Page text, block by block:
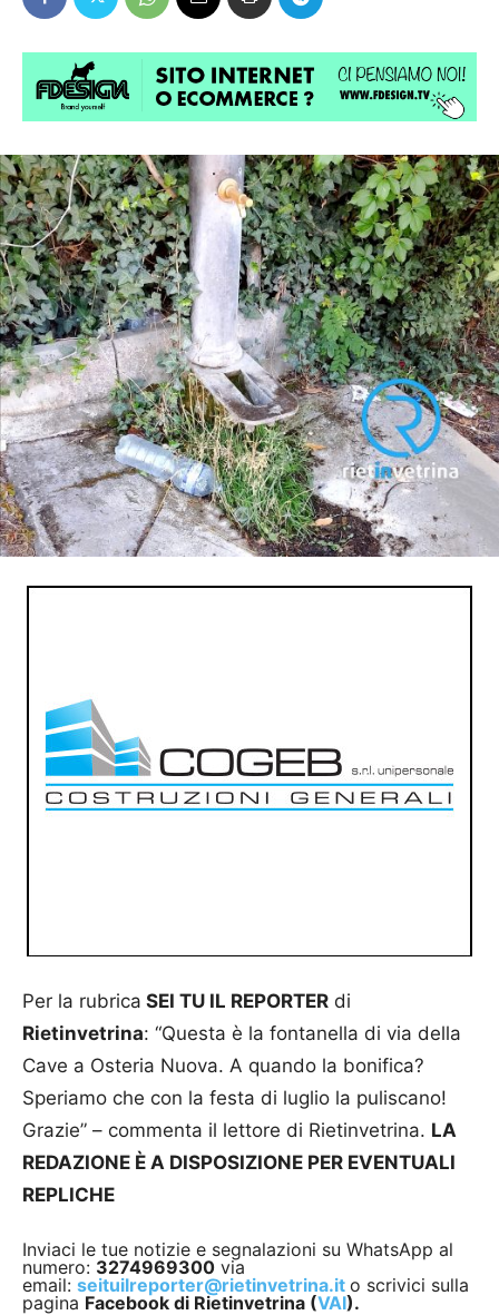
Per la rubrica SEI TU IL REPORTER di
Rietinvetrina: “Questa è la fontanella di via della
Cave a Osteria Nuova. A quando la bonifica?
Speriamo che con la festa di luglio la puliscano!
Grazie” – commenta il lettore di Rietinvetrina. LA
REDAZIONE È A DISPOSIZIONE PER EVENTUALI
REPLICHE
Inviaci le tue notizie e segnalazioni su WhatsApp al
numero: 3274969300 via
email: seituilreporter@rietinvetrina.it o scrivici sulla
pagina Facebook di Rietinvetrina (VAI).